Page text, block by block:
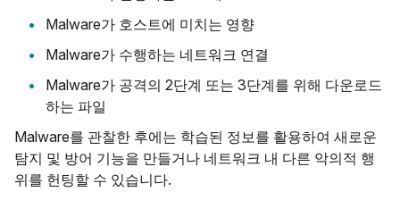
Malware가 호스트에 미치는 영향
Malware가 수행하는 네트워크 연결
Malware가 공격의 2단계 또는 3단계를 위해 다운로드
하는 파일
Malware를 관찰한 후에는 학습된 정보를 활용하여 새로운
탐지 및 방어 기능을 만들거나 네트워크 내 다른 악의적 행
위를 헌팅할 수 있습니다.